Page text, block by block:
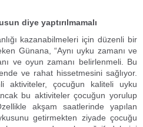
diye yaptırılmamalı
kazanabilmeleri için düzenli bir
Günana, “Aynı uyku zamanı ve
ve oyun zamanı belirlenmeli. Bu
ve rahat hissetmesini sağlıyor.
aktiviteler, çocuğun kaliteli uyku
bu aktiviteler çocuğun yorulup
akşam saatlerinde yapılan
getirmekten ziyade çocuğu